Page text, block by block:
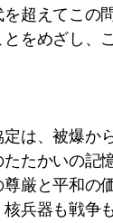
超えてこの
をめざし、
は、被爆か
たかいの記
尊厳と平和の
兵器も戦争